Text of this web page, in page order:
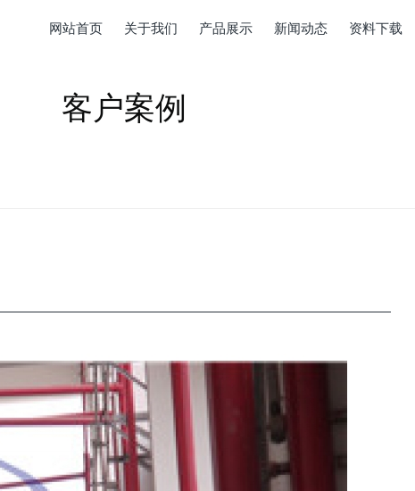
网站首页 关于我们 产品展示 新闻动态 资料下载
客户案例